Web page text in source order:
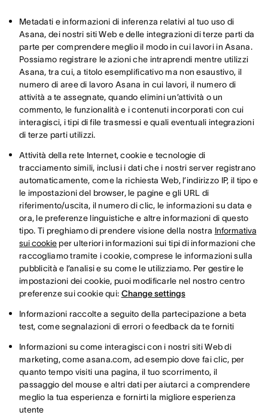
Metadati e informazioni di inferenza relativi al tuo uso di
Asana, dei nostri siti Web e delle integrazioni di terze parti da
parte per comprendere meglio il modo in cui lavori in Asana.
Possiamo registrare le azioni che intraprendi mentre utilizzi
Asana, tra cui, a titolo esemplificativo ma non esaustivo, il
numero di aree di lavoro Asana in cui lavori, il numero di
attività a te assegnate, quando elimini un’attività o un
commento, le funzionalità e i contenuti incorporati con cui
interagisci, i tipi di file trasmessi e quali eventuali integrazioni
di terze parti utilizzi.
Attività della rete Internet, cookie e tecnologie di
tracciamento simili, inclusi i dati che i nostri server registrano
automaticamente, come la richiesta Web, l’indirizzo IP, il tipo e
le impostazioni del browser, le pagine e gli URL di
riferimento/uscita, il numero di clic, le informazioni su data e
ora, le preferenze linguistiche e altre informazioni di questo
tipo. Ti preghiamo di prendere visione della nostra Informativa
sui cookieper ulteriori informazioni sui tipi di informazioni che
raccogliamo tramite i cookie, comprese le informazioni sulla
pubblicità e l’analisi e su come le utilizziamo. Per gestire le
impostazioni dei cookie, puoi modificarle nel nostro centro
preferenze sui cookie qui: Change settings
Informazioni raccolte a seguito della partecipazione a beta
test, come segnalazioni di errori o feedback da te forniti
Informazioni su come interagisci con i nostri siti Web di
marketing, come asana.com, ad esempio dove fai clic, per
quanto tempo visiti una pagina, il tuo scorrimento, il
passaggio del mouse e altri dati per aiutarci a comprendere
meglio la tua esperienza e fornirti la migliore esperienza
utente